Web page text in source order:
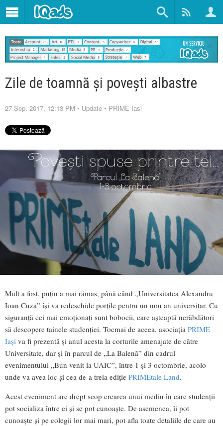
Zile de toamnă și povești albastre
27 Sep. 2017, 12:13 PM • Update • PRIME Iasi
Mult a fost, puțin a mai rămas, până când „Universitatea Alexandru
Ioan Cuza” își va redeschide porțile pentru un nou an universitar. Cu
siguranță cei mai emoționați sunt bobocii, care așteaptă nerăbdători
să descopere tainele studenției. Tocmai de aceea, asociația PRIME
Iași va fi prezentă și anul acesta la corturile amenajate de către
Universitate, dar și în parcul de „La Balenă” din cadrul
evenimentului „Bun venit la UAIC”, între 1 și 3 octombrie, acolo
unde va avea loc și cea de-a treia ediție PRIMEtale Land.
Acest eveniment are drept scop crearea unui mediu în care studenții
pot socializa între ei și se pot cunoaște. De asemenea, îi pot
cunoaște și pe colegii lor mai mari, pot afla toate detaliile de care au